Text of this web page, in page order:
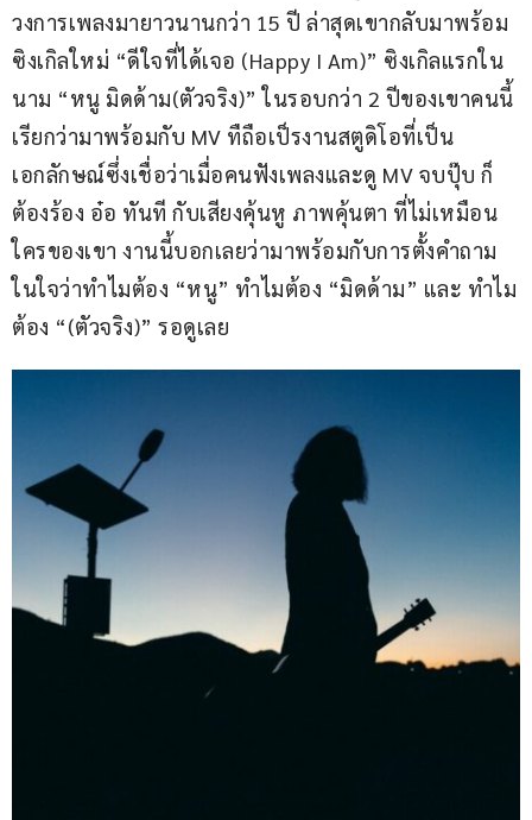
วงการเพลงมายาวนานกว่า 15 ปี ล่าสุดเขากลับมาพร้อม
ซิงเกิลใหม่ “ดีใจที่ได้เจอ (Happy I Am)” ซิงเกิลแรกใน
นาม “หนู มิดด้าม(ตัวจริง)” ในรอบกว่า 2 ปีของเขาคนนี้
เรียกว่ามาพร้อมกับ MV ทืถือเป็รงานสตูดิโอที่เป็น
เอกลักษณ์ซึ่งเชื่อว่าเมื่อคนฟังเพลงและดู MV จบปุ๊บ ก็
ต้องร้อง อ๋อ ทันที กับเสียงคุ้นหู ภาพคุ้นตา ที่ไม่เหมือน
ใครของเขา งานนี้บอกเลยว่ามาพร้อมกับการตั้งคำถาม
ในใจว่าทำไมต้อง “หนู” ทำไมต้อง “มิดด้าม” และ ทำไม
ต้อง “(ตัวจริง)” รอดูเลย